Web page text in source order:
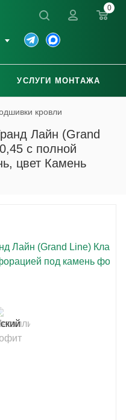
0
УСЛУГИ МОНТАЖА
кровли
Лайн (Grand
с полной
цвет Камень